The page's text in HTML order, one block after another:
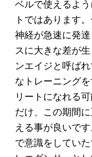
ベルで使えるよ
トではあります
神経が急速に発
スに大きな差が
ンエイジと呼ば
なトレーニング
リートになれる
だけ、この期間
える事が良いで
で意識をしてい